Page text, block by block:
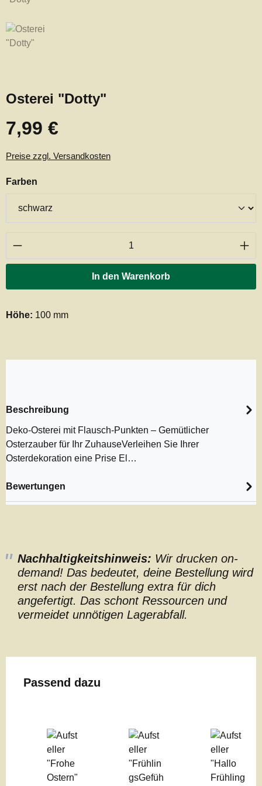
Osterei "Dotty"
Regulärer Preis:
7,99 €
Preise zzgl. Versandkosten
Farben
Produkt Anzahl: Gib den gewünschten
In den Warenkorb
Höhe: 100 mm
Beschreibung
Deko-Osterei mit Flausch-Punkten – Gemütlicher
Osterzauber für Ihr ZuhauseVerleihen Sie Ihrer
Osterdekoration eine Prise El…
Bewertungen
Nachhaltigkeitshinweis: Wir drucken on-
demand! Das bedeutet, deine Bestellung wird
erst nach der Bestellung extra für dich
angefertigt. Das schont Ressourcen und
vermeidet unnötigen Lagerabfall.
Produktgalerie überspringen
Passend dazu